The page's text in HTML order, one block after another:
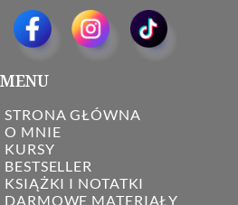
MENU
STRONA GŁÓWNA
O MNIE
KURSY
BESTSELLER
KSIĄŻKI I NOTATKI
DARMOWE MATERIAŁY